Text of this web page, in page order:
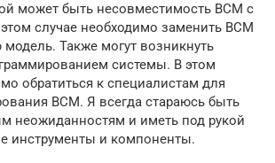
может быть несовместимость BCM с
случае необходимо заменить BCM
Также могут возникнуть
системы. В этом
обратиться к специалистам для
BCM. Я всегда стараюсь быть
неожиданностям и иметь под рукой
инструменты и компоненты.